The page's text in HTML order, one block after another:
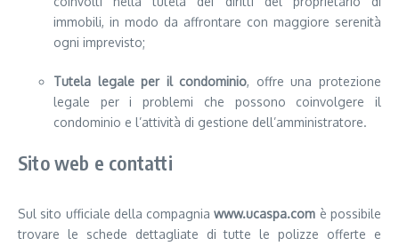
immobili, in modo da affrontare con maggiore serenità
ogni imprevisto;
Tutela legale per il condominio, offre una protezione
legale per i problemi che possono coinvolgere il
condominio e l’attività di gestione dell’amministratore.
Sito web e contatti
Sul sito ufficiale della compagniawww.ucaspa.com è possibile
trovare le schede dettagliate di tutte le polizze offerte e